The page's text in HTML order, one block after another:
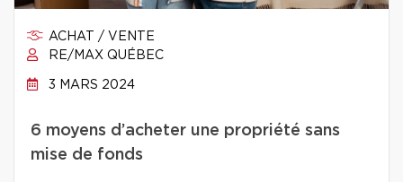
ACHAT / VENTE
RE/MAX QUÉBEC
3 MARS 2024
6 moyens d’acheter une propriété sans
mise de fonds